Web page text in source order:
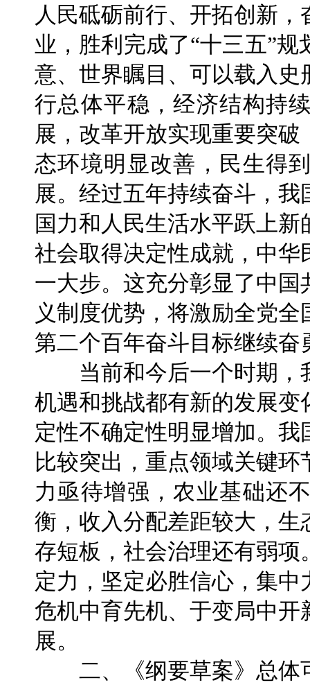
人民砥砺前行、开拓创新
业，胜利完成了“十三五”
意、世界瞩目、可以载入
行总体平稳，经济结构持
展，改革开放实现重要突
态环境明显改善，民生得
展。经过五年持续奋斗，
国力和人民生活水平跃上
社会取得决定性成就，中
一大步。这充分彰显了中
义制度优势，将激励全党
第二个百年奋斗目标继续奋
当前和今后一个时期，
机遇和挑战都有新的发展
定性不确定性明显增加。
比较突出，重点领域关键
力亟待增强，农业基础还
衡，收入分配差距较大，
存短板，社会治理还有弱
定力，坚定必胜信心，集
危机中育先机、于变局中
展。
二、《纲要草案》总体